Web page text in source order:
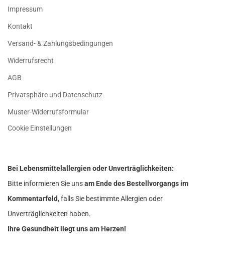
Impressum
Kontakt
Versand- & Zahlungsbedingungen
Widerrufsrecht
AGB
Privatsphäre und Datenschutz
Muster-Widerrufsformular
Cookie Einstellungen
Bei Lebensmittelallergien oder Unverträglichkeiten:
Bitte informieren Sie unsam Ende des Bestellvorgangs im
Kommentarfeld, falls Sie bestimmte Allergien oder
Unverträglichkeiten haben.
Ihre Gesundheit liegt uns am Herzen!